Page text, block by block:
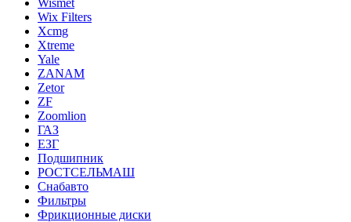
Wismet
Wix Filters
Xcmg
Xtreme
Yale
ZANAM
Zetor
ZF
Zoomlion
ГАЗ
ЕЗГ
Подшипник
РОСТСЕЛЬМАШ
Снабавто
Фильтры
Фрикционные диски